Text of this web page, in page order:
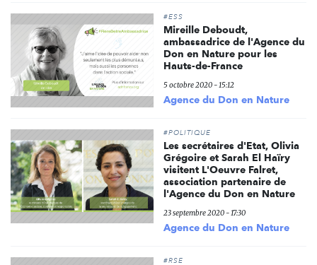
#ESS
Mireille Deboudt,
ambassadrice de l'Agence du
Don en Nature pour les
Hauts-de-France
5 octobre 2020 - 15:12
Agence du Don en Nature
#POLITIQUE
Les secrétaires d'Etat, Olivia
Grégoire et Sarah El Haïry
visitent L'Oeuvre Falret,
association partenaire de
l'Agence du Don en Nature
23 septembre 2020 - 17:30
Agence du Don en Nature
#RSE